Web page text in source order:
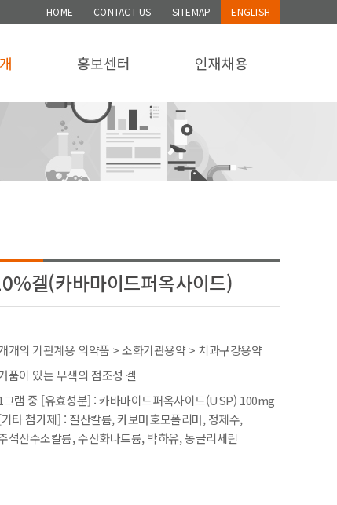
HOME CONTACT US SITEMAP ENGLISH
홍보센터 인재채용
겔(카바마이드퍼옥사이드)
개의 기관계용 의약품 > 소화기관용약 > 치과구강용약
품이 있는 무색의 점조성 겔
그램 중 [유효성분] : 카바마이드퍼옥사이드(USP) 100mg
타 첨가제] : 질산칼륨, 카보머호모폴리머, 정제수,
석산수소칼륨, 수산화나트륨, 박하유, 농글리세린